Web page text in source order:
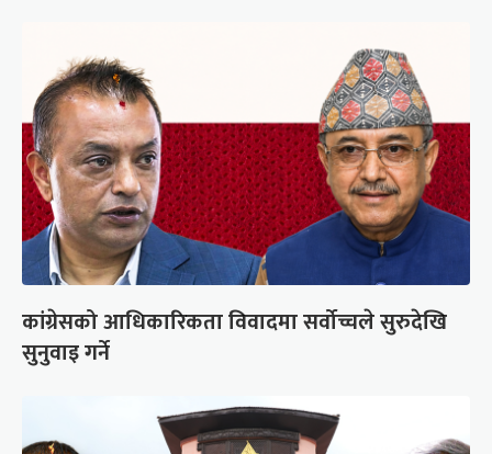
कांग्रेसको आधिकारिकता विवादमा सर्वोच्चले सुरुदेखि
सुनुवाइ गर्ने